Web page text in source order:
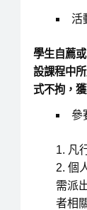
活
學生自薦
設課程中
式不拘，
參
凡
個
需派
者相